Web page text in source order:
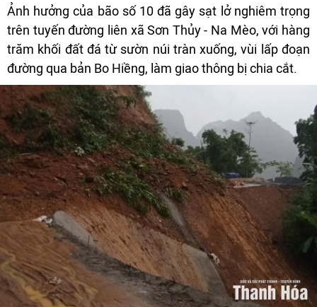
Ảnh hưởng của bão số 10 đã gây sạt lở nghiêm trọng
trên tuyến đường liên xã Sơn Thủy - Na Mèo, với hàng
trăm khối đất đá từ sườn núi tràn xuống, vùi lấp đoạn
đường qua bản Bo Hiềng, làm giao thông bị chia cắt.